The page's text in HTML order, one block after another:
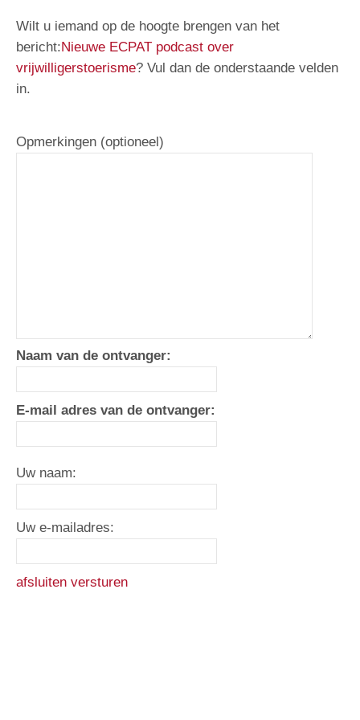
Wilt u iemand op de hoogte brengen van het
bericht:Nieuwe ECPAT podcast over
vrijwilligerstoerisme? Vul dan de onderstaande velden
in.
Opmerkingen (optioneel)
Naam van de ontvanger:
E-mail adres van de ontvanger:
Uw naam:
Uw e-mailadres:
afsluiten versturen